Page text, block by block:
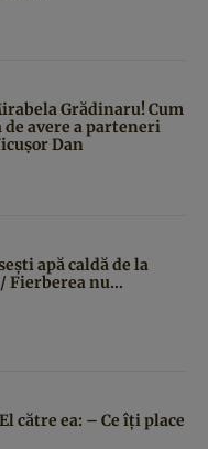
Grădinaru! Cum
avere a parteneri
Dan
apă caldă de la
Fierberea nu...
către ea: – Ce îți place